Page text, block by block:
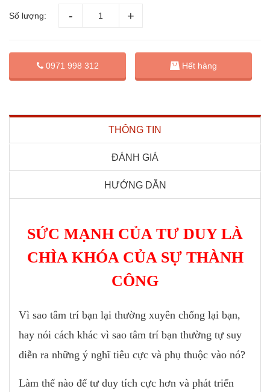
Số lượng:
0971 998 312 Hết hàng
THÔNG TIN
ĐÁNH GIÁ
HƯỚNG DẪN
SỨC MẠNH CỦA TƯ DUY LÀ
CHÌA KHÓA CỦA SỰ THÀNH
CÔNG
Vì sao tâm trí bạn lại thường xuyên chống lại bạn,
hay nói cách khác vì sao tâm trí bạn thường tự suy
diễn ra những ý nghĩ tiêu cực và phụ thuộc vào nó?
Làm thế nào để tư duy tích cực hơn và phát triển